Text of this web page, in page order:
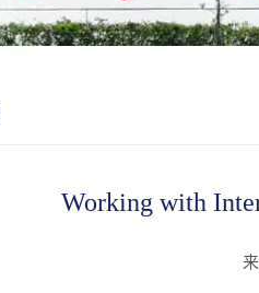
Working with
来